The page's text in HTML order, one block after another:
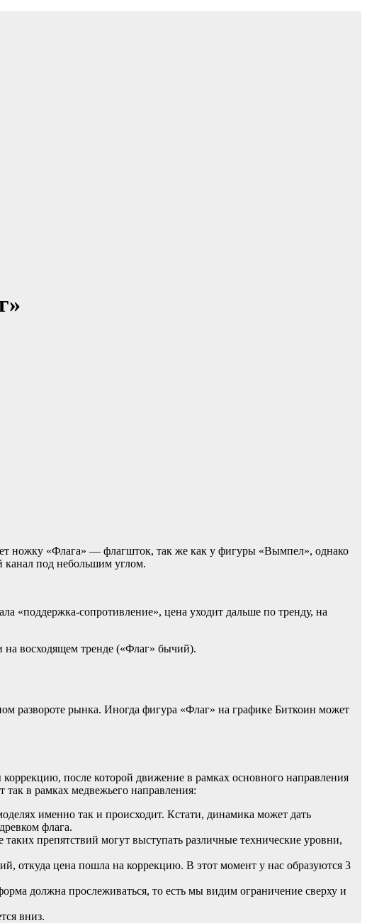
ножку «Флага» — флагшток, так же как у фигуры «Вымпел», однако
канал под небольшим углом.
«поддержка-сопротивление», цена уходит дальше по тренду, на
восходящем тренде («Флаг» бычий).
развороте рынка. Иногда фигура «Флаг» на графике Биткоин может
после которой движение в рамках основного направления
так в рамках медвежьего направления:
именно так и происходит. Кстати, динамика может дать
флага.
таких препятствий могут выступать различные технические уровни,
откуда цена пошла на коррекцию. В этот момент у нас образуются 3
должна прослеживаться, то есть мы видим ограничение сверху и
вниз.